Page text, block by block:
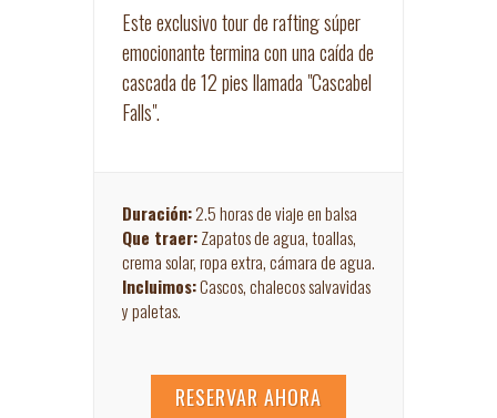
Este exclusivo tour de rafting súper
emocionante termina con una caída de
cascada de 12 pies llamada "Cascabel
Falls".
Duración:2.5 horas de viaje en balsa
Que traer:Zapatos de agua, toallas,
crema solar, ropa extra, cámara de agua.
Incluimos:Cascos, chalecos salvavidas
y paletas.
RESERVAR AHORA